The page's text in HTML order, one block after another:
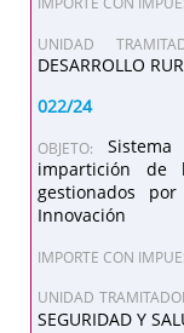
UNIDAD
DESARROLLO
022/24
OBJETO:
impartición de
gestionados
Innovación
IMPORTE CON
UNIDAD
SEGURIDAD Y